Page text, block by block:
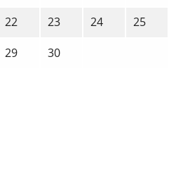
22 23 24
25
29 30